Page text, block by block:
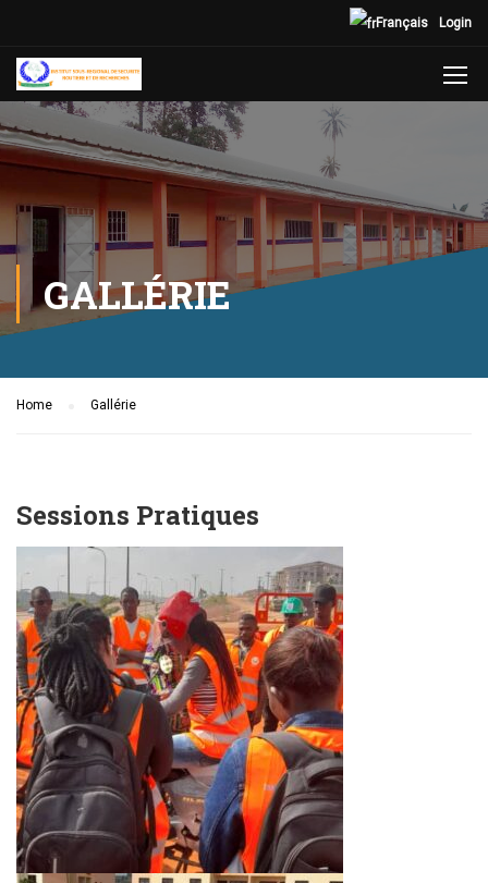
Login
Français
GALLÉRIE
Home Gallérie
Sessions Pratiques